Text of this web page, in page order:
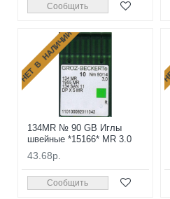
Сообщить
НЕТ В НАЛИЧИИ
134MR № 90 GB Иглы
швейные *15166* MR 3.0
43.68р.
Сообщить